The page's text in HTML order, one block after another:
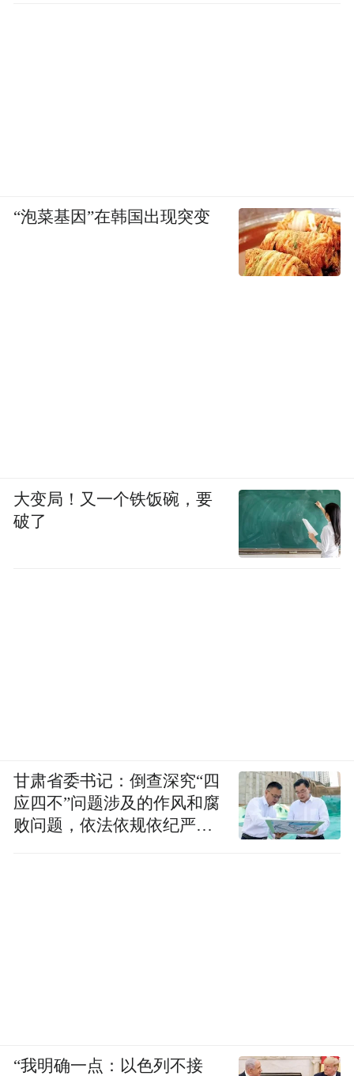
“泡菜基因”在韩国出现突变
大变局！又一个铁饭碗，要
破了
甘肃省委书记：倒查深究“四
应四不”问题涉及的作风和腐
败问题，依法依规依纪严肃
“我明确一点：以色列不接